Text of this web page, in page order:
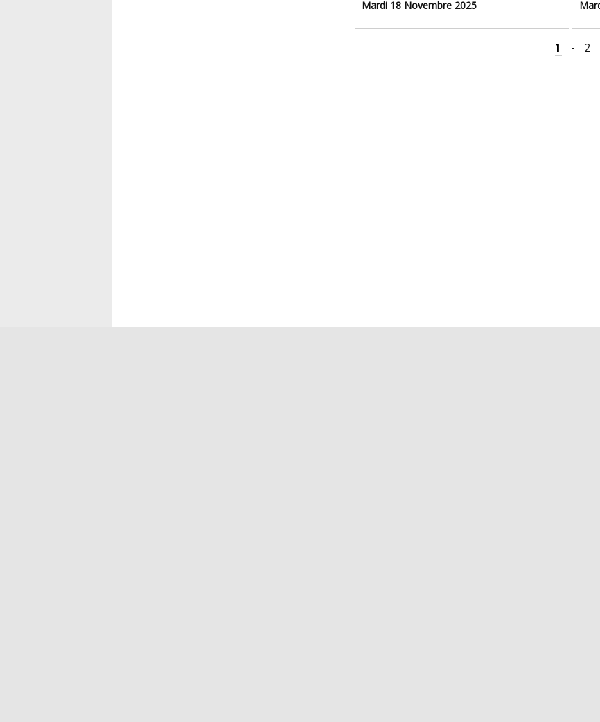
Mardi 18 Novembre 2025
1 - 2